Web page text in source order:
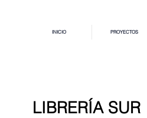
INICIO PROYECTOS
LIBRERÍA SUR